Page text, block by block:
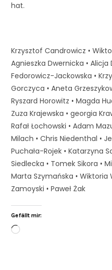
hat.
Krzysztof Candrowicz •
Agnieszka Dwernicka •
Fedorowicz-Jackowska •
Gorczyca • Aneta
Ryszard Horowitz • Magda
Zuza Krajewska • georgia
Rafał Łochowski • Adam
Milach • Chris Niedenthal •
Puchała-Rojek • Katarzyna
Siedlecka • Tomek Sikora •
Marta Szymańska • Wiktoria
Zamoyski • Paweł Żak
Gefällt mir: